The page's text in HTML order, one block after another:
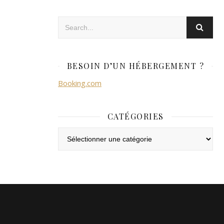
BESOIN D’UN HÉBERGEMENT ?
Booking.com
CATÉGORIES